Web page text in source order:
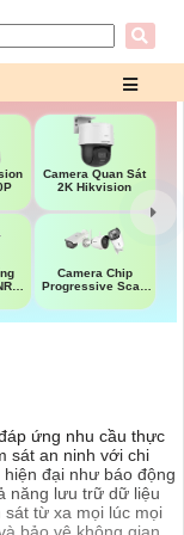
Camera Quan Sát
2K Hikvision
Camera Chip
Progressive Scan
ứng nhu cầu thực
sát an ninh với chi
đại như báo động
năng lưu trữ dữ liệu
từ xa mọi lúc mọi